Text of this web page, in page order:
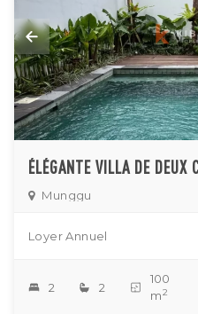
Munggu
Loyer Annuel
2 2
100
m2